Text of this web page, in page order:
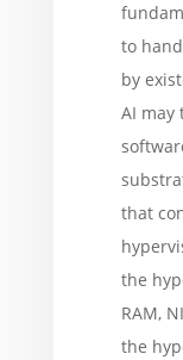
to
by
AI may
that
the
RAM,
the